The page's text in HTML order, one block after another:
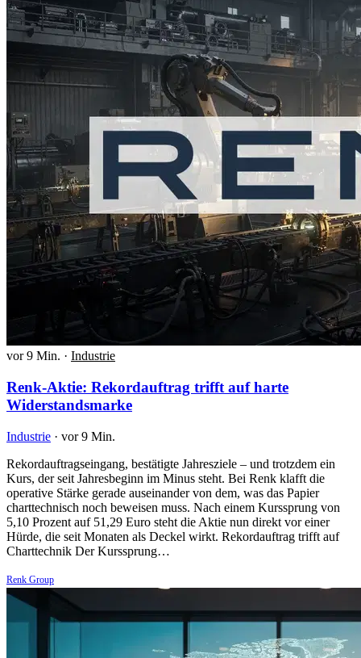
vor 9 Min. · Industrie
Renk-Aktie: Rekordauftrag trifft auf harte
Widerstandsmarke
Industrie · vor 9 Min.
Rekordauftragseingang, bestätigte Jahresziele – und trotzdem ein
Kurs, der seit Jahresbeginn im Minus steht. Bei Renk klafft die
operative Stärke gerade auseinander von dem, was das Papier
charttechnisch noch beweisen muss. Nach einem Kurssprung von
5,10 Prozent auf 51,29 Euro steht die Aktie nun direkt vor einer
Hürde, die seit Monaten als Deckel wirkt. Rekordauftrag trifft auf
Charttechnik Der Kurssprung…
Renk Group